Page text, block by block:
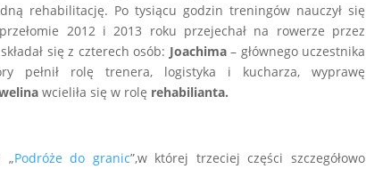
rehabilitację. Po tysiącu godzin treningów nauczył się
2012 i 2013 roku przejechał na rowerze przez
składał się z czterech osób: Joachima– głównego uczestnika
pełnił rolę trenera, logistyka i kucharza, wyprawę
wcieliła się w rolę rehabilianta.
„Podróże do granic”,w której trzeciej części szczegółowo